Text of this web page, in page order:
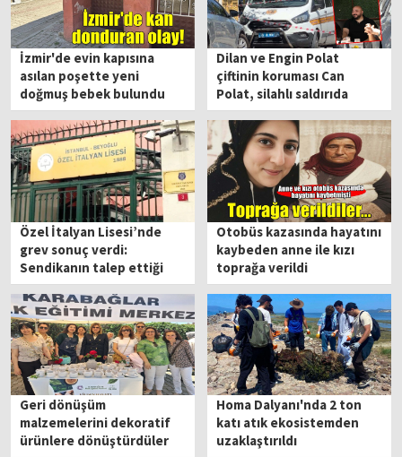
İzmir'de evin kapısına
asılan poşette yeni
doğmuş bebek bulundu
Dilan ve Engin Polat
çiftinin koruması Can
Polat, silahlı saldırıda
hayatını kaybetti
Özel İtalyan Lisesi’nde
grev sonuç verdi:
Sendikanın talep ettiği
tutanak imzalandı
Otobüs kazasında hayatını
kaybeden anne ile kızı
toprağa verildi
Geri dönüşüm
malzemelerini dekoratif
ürünlere dönüştürdüler
Homa Dalyanı'nda 2 ton
katı atık ekosistemden
uzaklaştırıldı